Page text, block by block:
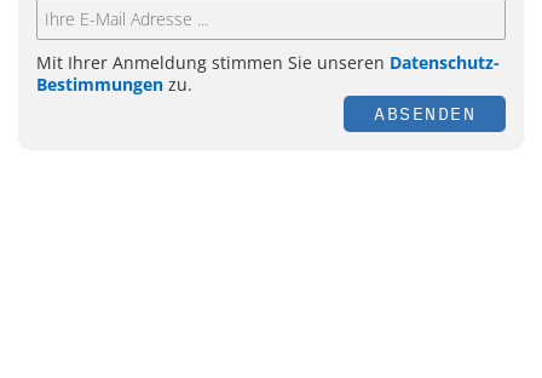
Mit Ihrer Anmeldung stimmen Sie unseren Datenschutz-
Bestimmungen zu.
ABSENDEN